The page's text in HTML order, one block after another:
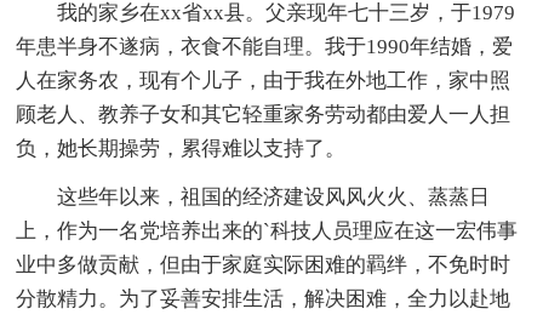
我的家乡在xx省xx县。父亲现年七十三岁，于1979
年患半身不遂病，衣食不能自理。我于1990年结婚，爱
人在家务农，现有个儿子，由于我在外地工作，家中照
顾老人、教养子女和其它轻重家务劳动都由爱人一人担
负，她长期操劳，累得难以支持了。
这些年以来，祖国的经济建设风风火火、蒸蒸日
上，作为一名党培养出来的`科技人员理应在这一宏伟事
业中多做贡献，但由于家庭实际困难的羁绊，不免时时
分散精力。为了妥善安排生活，解决困难，全力以赴地